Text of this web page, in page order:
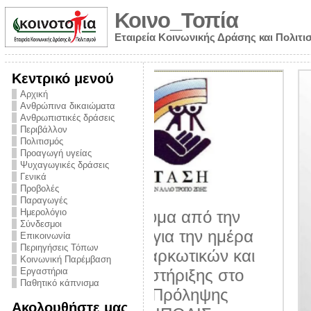
Κοινο_Τοπία
Εταιρεία Κοινωνικής Δράσης και
Κεντρικό μενού
Αρχική
Ανθρώπινα δικαιώματα
Ανθρωπιστικές δράσεις
Περιβάλλον
Πολιτισμός
Προαγωγή υγείας
Ψυχαγωγικές δράσεις
Γενικά
Προβολές
Παραγωγές
Ημερολόγιο
Σύνδεσμοι
Επικοινωνία
Περιηγήσεις Τόπων
Κοινωνική Παρέμβαση
Εργαστήρια
Παθητικό κάπνισμα
Ακολουθήστε μας
από την
την ημέρα
και
στο
Πρόληψης